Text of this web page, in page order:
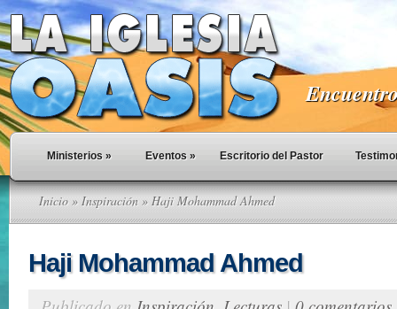
Ministerios » Eventos » Escritorio del Pastor
Inicio » Inspiración » Haji Mohammad Ahmed
Haji Mohammad Ahmed